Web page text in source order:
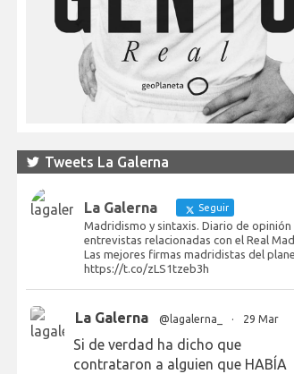
Tweets La Galerna
La Galerna Seguir
Madridismo y sintaxis. Diario de opinión
entrevistas relacionadas con el Real
Las mejores firmas madridistas del
https://t.co/zLS1tzeb3h
La Galerna @lagalerna_ · 29 Mar
Si de verdad ha dicho que
contrataron a alguien que HABÍA